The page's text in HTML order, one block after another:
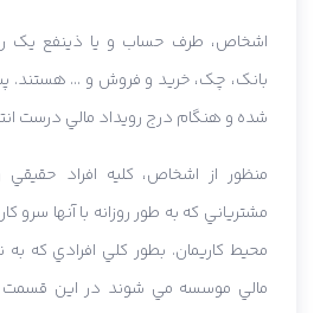
اشخاص، طرف حساب و يا ذينفع يک
بانک، چک، خريد و فروش و ... هستند.
شده و هنگام درج رويداد مالي درست
منظور از اشخاص، کليه افراد
مشترياني که به طور روزانه با آنها سرو
محيط کاريمان. بطور کلي افرادي که
مالي موسسه مي شوند در اين